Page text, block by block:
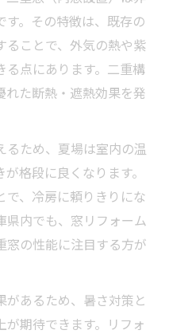
。その特徴は、既存の
ることで、外気の熱や紫
点にあります。二重構
れた断熱・遮熱効果を発
るため、夏場は室内の温
格段に良くなります。
で、冷房に頼りきりにな
県内でも、窓リフォーム
窓の性能に注目する方が
があるため、暑さ対策と
期待できます。リフォ